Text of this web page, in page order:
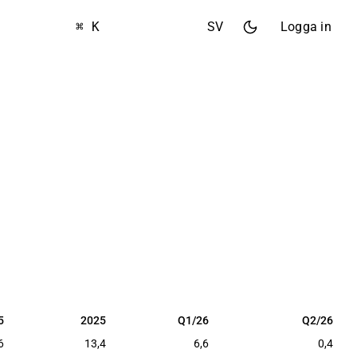
⌘ K SV Logga in
2025 Q1/26 Q2/26
2025 Q1/26
Q2/26
13,4 6,6
0,4